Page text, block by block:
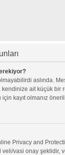
aslında.
kendinize ait küçük bir
kayıt olmanız
Privacy and
vasi onay şeklidir,